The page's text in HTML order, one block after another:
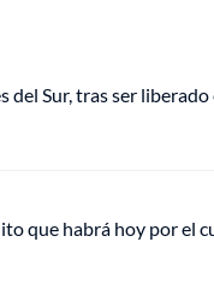
Sur, tras ser liberado
que habrá hoy por el